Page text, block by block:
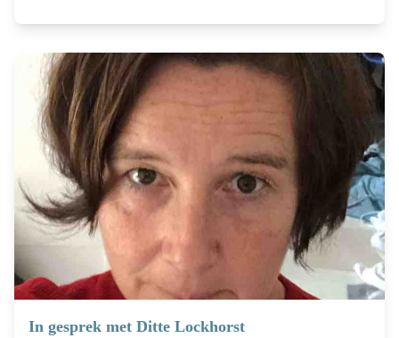
In gesprek met Ditte Lockhorst